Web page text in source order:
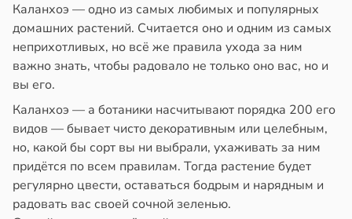
в21:42
Каланхоэ — одно из самых любимых и популярных
домашних растений. Считается оно и одним из самых
неприхотливых, но всё же правила ухода за ним
важно знать, чтобы радовало не только оно вас, но и
вы его.
Каланхоэ — а ботаники насчитывают порядка 200 его
видов — бывает чисто декоративным или целебным,
но, какой бы сорт вы ни выбрали, ухаживать за ним
придётся по всем правилам. Тогда растение будет
регулярно цвести, оставаться бодрым и нарядным и
радовать вас своей сочной зеленью.